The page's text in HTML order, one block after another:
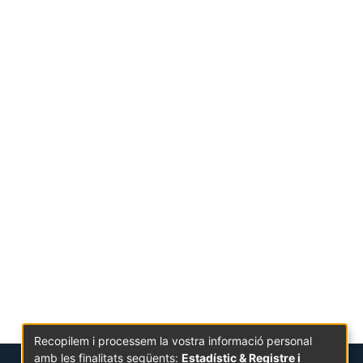
Recopilem i processem la vostra informació personal
amb les finalitats següents: Estadístic & Registre i